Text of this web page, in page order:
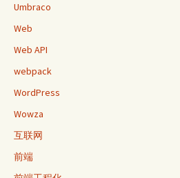
Umbraco
Web
Web API
webpack
WordPress
Wowza
互联网
前端